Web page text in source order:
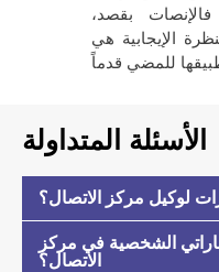
بقصد،
الإيجابية هي
الأسئلة المتداولة
لوكيل مركز الاتصال؟
الشخصية في مركز
الاتصال؟